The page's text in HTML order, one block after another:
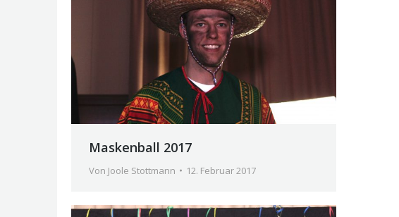
Maskenball 2017
Von Joole Stottmann 12. Februar 2017